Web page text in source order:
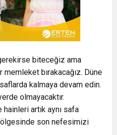
biteceğiz ama
bırakacağız. Düne
kalmaya devam edin.
olmayacaktır.
artık aynı safa
son nefesimizi